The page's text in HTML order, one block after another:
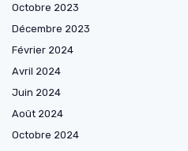
Octobre 2023
Décembre 2023
Février 2024
Avril 2024
Juin 2024
Août 2024
Octobre 2024